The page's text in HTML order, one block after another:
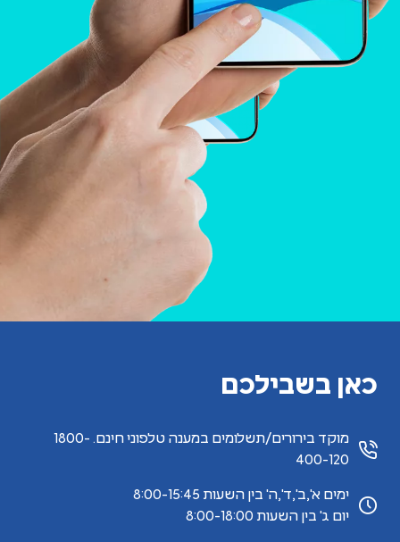
כאן בשבילכם
מוקד בירורים/תשלומים במענה טלפוני חינם. 1800-
400-120
ימים א',ב',ד',ה' בין השעות 8:00-15:45
יום ג' בין השעות 8:00-18:00